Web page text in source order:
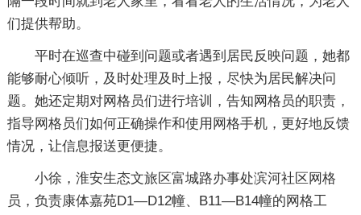
们提供帮助。
平时在巡查中碰到问题或者遇到居民反映问题，她都
能够耐心倾听，及时处理及时上报，尽快为居民解决问
题。她还定期对网格员们进行培训，告知网格员的职责，
指导网格员们如何正确操作和使用网格手机，更好地反馈
情况，让信息报送更便捷。
小徐，淮安生态文旅区富城路办事处滨河社区网格
员，负责康体嘉苑D1—D12幢、B11—B14幢的网格工